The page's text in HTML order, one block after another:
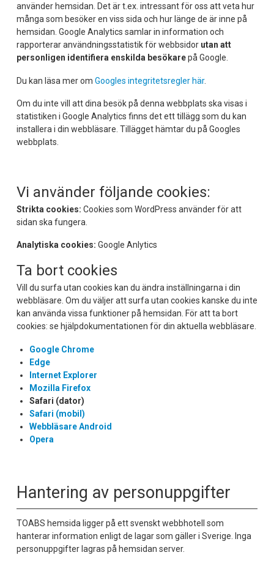
använder hemsidan. Det är t.ex. intressant för oss att veta hur
många som besöker en viss sida och hur länge de är inne på
hemsidan. Google Analytics samlar in information och
rapporterar användningsstatistik för webbsidor utan att
personligen identifiera enskilda besökarepå Google.
Du kan läsa mer om Googles integritetsregler här.
Om du inte vill att dina besök på denna webbplats ska visas i
statistiken i Google Analytics finns det ett tillägg som du kan
installera i din webbläsare. Tillägget hämtar du på Googles
webbplats.
Vi använder följande cookies:
Strikta cookies: Cookies som WordPress använder för att
sidan ska fungera.
Analytiska cookies: Google Anlytics
Ta bort cookies
Vill du surfa utan cookies kan du ändra inställningarna i din
webbläsare. Om du väljer att surfa utan cookies kanske du inte
kan använda vissa funktioner på hemsidan. För att ta bort
cookies: se hjälpdokumentationen för din aktuella webbläsare.
Google Chrome
Edge
Internet Explorer
Mozilla Firefox
Safari (dator)
Safari (mobil)
Webbläsare Android
Opera
Hantering av personuppgifter
TOABS hemsida ligger på ett svenskt webbhotell som
hanterar information enligt de lagar som gäller i Sverige. Inga
personuppgifter lagras på hemsidan server.